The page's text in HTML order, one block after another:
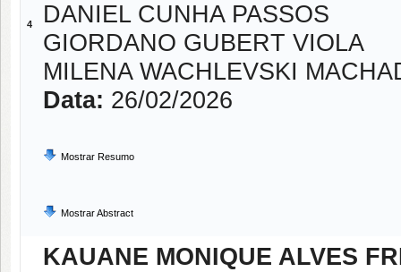
4
DANIEL CUNHA PASSOS
GIORDANO GUBERT VIOLA
MILENA WACHLEVSKI
Data: 26/02/2026
Mostrar Resumo
Mostrar Abstract
KAUANE MONIQUE ALVES